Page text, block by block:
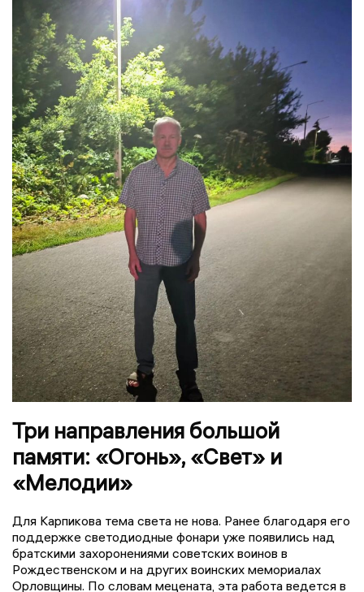
Три направления большой
памяти: «Огонь», «Свет» и
«Мелодии»
Для Карпикова тема света не нова. Ранее благодаря его
поддержке светодиодные фонари уже появились над
братскими захоронениями советских воинов в
Рождественском и на других воинских мемориалах
Орловщины. По словам мецената, эта работа ведется в